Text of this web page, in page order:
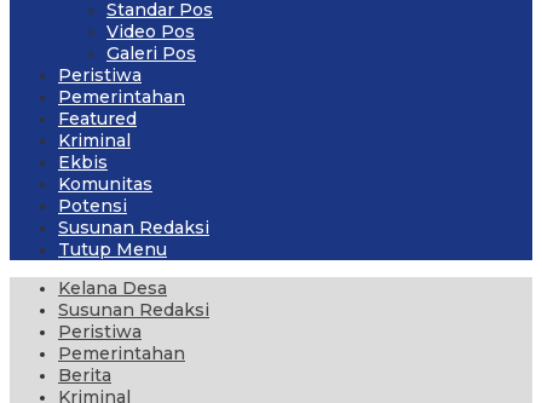
Standar Pos
Video Pos
Galeri Pos
Peristiwa
Pemerintahan
Featured
Kriminal
Ekbis
Komunitas
Potensi
Susunan Redaksi
Tutup Menu
Kelana Desa
Susunan Redaksi
Peristiwa
Pemerintahan
Berita
Kriminal